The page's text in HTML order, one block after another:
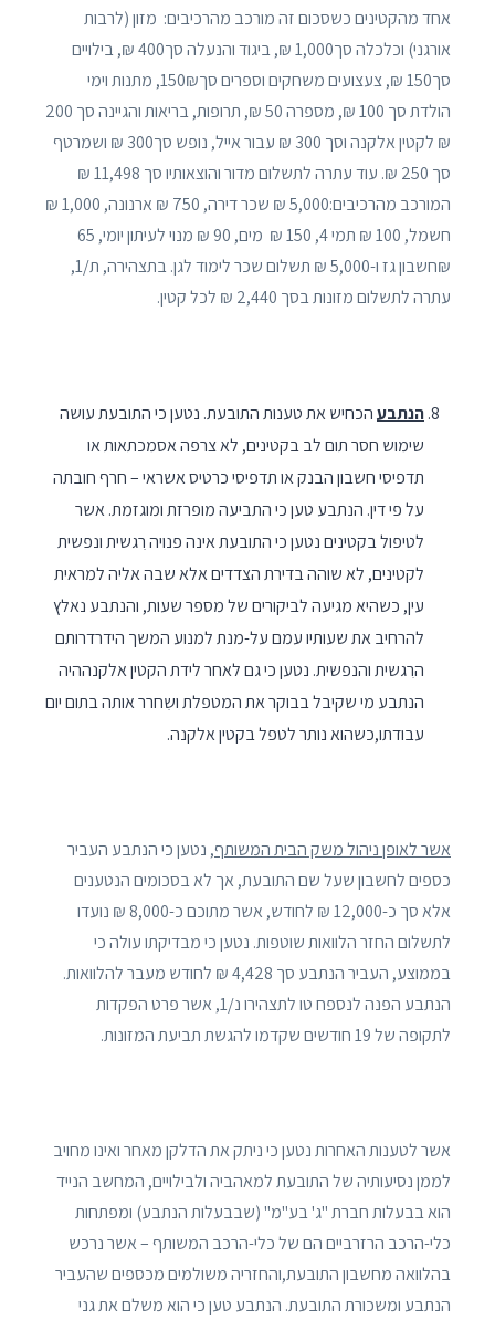
אחד מהקטינים כשסכום זה מורכב מהרכיבים: מזון (לרבות
אורגני) וכלכלה סך1,000 ₪, ביגוד והנעלה סך400 ₪, בילויים
סך150 ₪, צעצועים משחקים וספרים סך150₪, מתנות וימי
הולדת סך 100 ₪, מספרה 50 ₪, תרופות, בריאות והגיינה סך 200
₪ לקטין אלקנה וסך 300 ₪ עבור אייל, נופש סך300 ₪ ושמרטף
סך 250 ₪. עוד עתרה לתשלום מדור והוצאותיו סך 11,498 ₪
המורכב מהרכיבים:5,000 ₪ שכר דירה, 750 ₪ ארנונה, 1,000 ₪
חשמל, 100 ₪ תמי 4, 150 ₪ מים, 90 ₪ מנוי לעיתון יומי, 65
₪חשבון גז ו-5,000 ₪ תשלום שכר לימוד לגן. בתצהירה, ת/1,
עתרה לתשלום מזונות בסך 2,440 ₪ לכל קטין.
הנתבעהכחיש את טענות התובעת. נטען כי התובעת עושה
שימוש חסר תום לב בקטינים, לא צרפה אסמכתאות או
תדפיסי חשבון הבנק או תדפיסי כרטיס אשראי – חרף חובתה
על פי דין. הנתבע טען כי התביעה מופרזת ומוגזמת. אשר
לטיפול בקטינים נטען כי התובעת אינה פנויה רִגשית ונפשית
לקטינים, לא שוהה בדירת הצדדים אלא שבה אליה למראית
עין, כשהיא מגיעה לביקורים של מספר שעות, והנתבע נאלץ
להרחיב את שעותיו עמם על-מנת למנוע המשך הידרדרותם
הרִגשית והנפשית. נטען כי גם לאחר לידת הקטין אלקנההיה
הנתבע מי שקיבל בבוקר את המטפלת ושִחרר אותה בתום יום
עבודתו,כשהוא נותר לטפל בקטין אלקנה.
אשר לאופן ניהול משק הבית המשותף, נטען כי הנתבע העביר
כספים לחשבון שעל שם התובעת, אך לא בסכומים הנטענים
אלא סך כ-12,000 ₪ לחודש, אשר מתוכם כ-8,000 ₪ נועדו
לתשלום החזר הלוואות שוטפות. נטען כי מבדיקתו עולה כי
בממוצע, העביר הנתבע סך 4,428 ₪ לחודש מעבר להלוואות.
הנתבע הפנה לנספח טו לתצהירו נ/1, אשר פרט הפקדות
לתקופה של 19 חודשים שקדמו להגשת תביעת המזונות.
אשר לטענות האחרות נטען כי ניתק את הדלקן מאחר ואינו מחויב
לממן נסיעותיה של התובעת למאהביה ולבילויים, המחשב הנייד
הוא בבעלות חברת "ג' בע"מ" (שבבעלות הנתבע) ומפתחות
כלי-הרכב הרזרביים הם של כלי-הרכב המשותף – אשר נרכש
בהלוואה מחשבון התובעת,והחזריה משולמים מכספים שהעביר
הנתבע ומשכורת התובעת. הנתבע טען כי הוא משלם את גני